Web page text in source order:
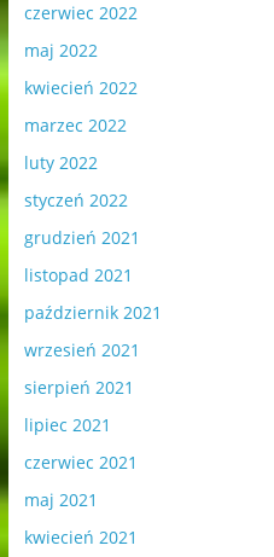
czerwiec 2022
maj 2022
kwiecień 2022
marzec 2022
luty 2022
styczeń 2022
grudzień 2021
listopad 2021
październik 2021
wrzesień 2021
sierpień 2021
lipiec 2021
czerwiec 2021
maj 2021
kwiecień 2021